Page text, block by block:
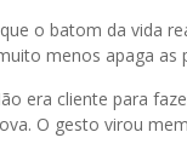
o batom da vida
menos apaga as
era cliente para
O gesto virou